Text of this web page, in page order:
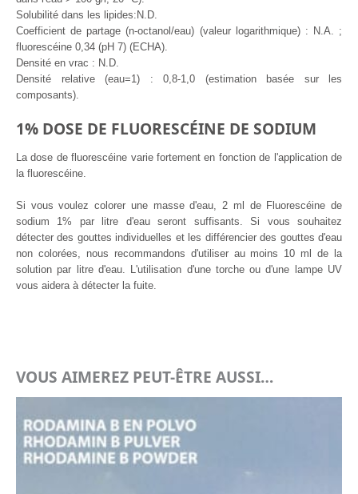
Solubilité dans les lipides:N.D.
Coefficient de partage (n-octanol/eau) (valeur logarithmique) : N.A. ;
fluorescéine 0,34 (pH 7) (ECHA).
Densité en vrac : N.D.
Densité relative (eau=1) : 0,8-1,0 (estimation basée sur les
composants).
1% DOSE DE FLUORESCÉINE DE SODIUM
La dose de fluorescéine varie fortement en fonction de l'application de
la fluorescéine.
Si vous voulez colorer une masse d'eau, 2 ml de Fluorescéine de
sodium 1% par litre d'eau seront suffisants. Si vous souhaitez
détecter des gouttes individuelles et les différencier des gouttes d'eau
non colorées, nous recommandons d'utiliser au moins 10 ml de la
solution par litre d'eau. L'utilisation d'une torche ou d'une lampe UV
vous aidera à détecter la fuite.
VOUS AIMEREZ PEUT-ÊTRE AUSSI…